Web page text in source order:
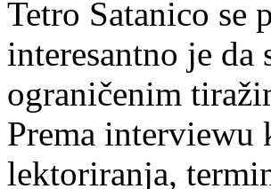
Tetro Satanico
interesantno je
ograničenim
Prema interviewu
lektoriranja,